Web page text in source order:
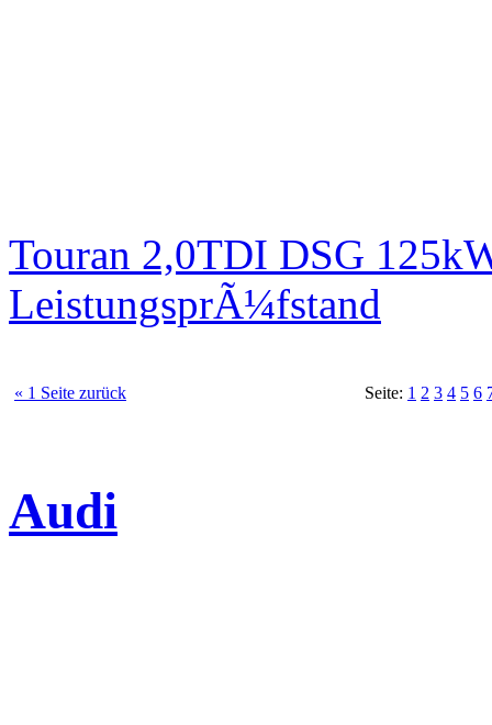
Touran 2,0TDI DSG
LeistungsprÃ¼fstand
« 1 Seite zurück Seite: 1 2 3 4 5 6
Audi